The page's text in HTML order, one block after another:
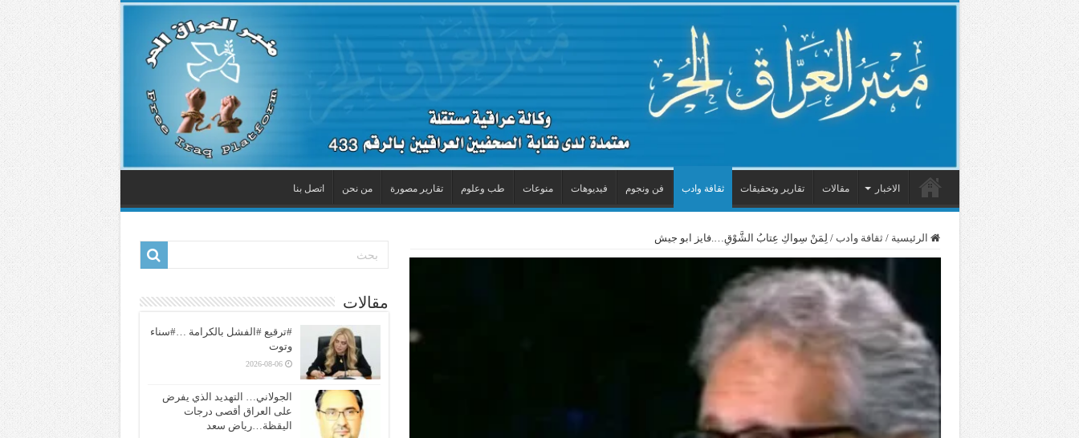
الاخبار مقالات تقارير وتحقيقات ثقافة وادب فن ونجوم فيديوهات منوعات طب وعلوم تقارير مصورة من نحن اتصل بنا
الرئيسية / ثقافة وادب / لِمَنْ سِواكِ عِتابُ الشَّوْقِ….فايز ابو جيش
مقالات
#ترقيع #الفشل بالكرامة …#سناء
وتوت
2026-08-06
الجولاني… التهديد الذي يفرض
على العراق أقصى درجات
اليقظة…رياض سعد